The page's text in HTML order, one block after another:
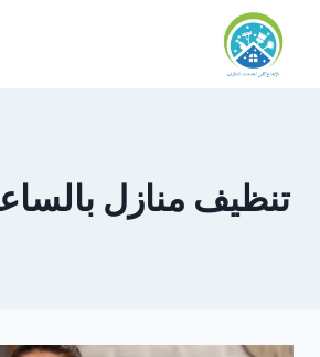
التجاوز
المحتوى
تنظيف منازل